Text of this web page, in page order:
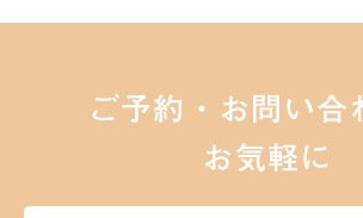
ご予約・お問い合
お気軽に